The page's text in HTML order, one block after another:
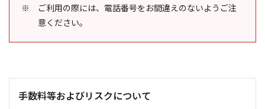
ご利用の際には、電話番号をお間違えのないようご注
意ください。
手数料等およびリスクについて